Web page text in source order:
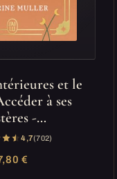
et le
à ses
-…
4,7(702)
€